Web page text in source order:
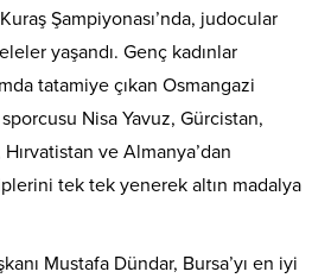
Şampiyonası’nda, judocular
yaşandı. Genç kadınlar
tatamiye çıkan Osmangazi
Nisa Yavuz, Gürcistan,
ve Almanya’dan
tek tek yenerek altın madalya
Mustafa Dündar, Bursa’yı en iyi